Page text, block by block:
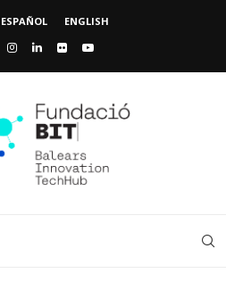
ESPAÑOL ENGLISH